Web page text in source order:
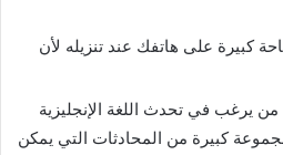
كبيرة على هاتفك عند تنزيله لأن
من يرغب في تحدث اللغة الإنجليزية
كبيرة من المحادثات التي يمكن